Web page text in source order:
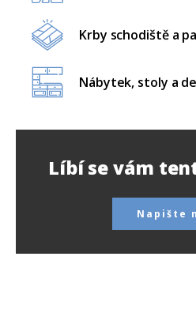
Krby schodiště a
Nábytek, stoly a
Líbí se vám
Napište